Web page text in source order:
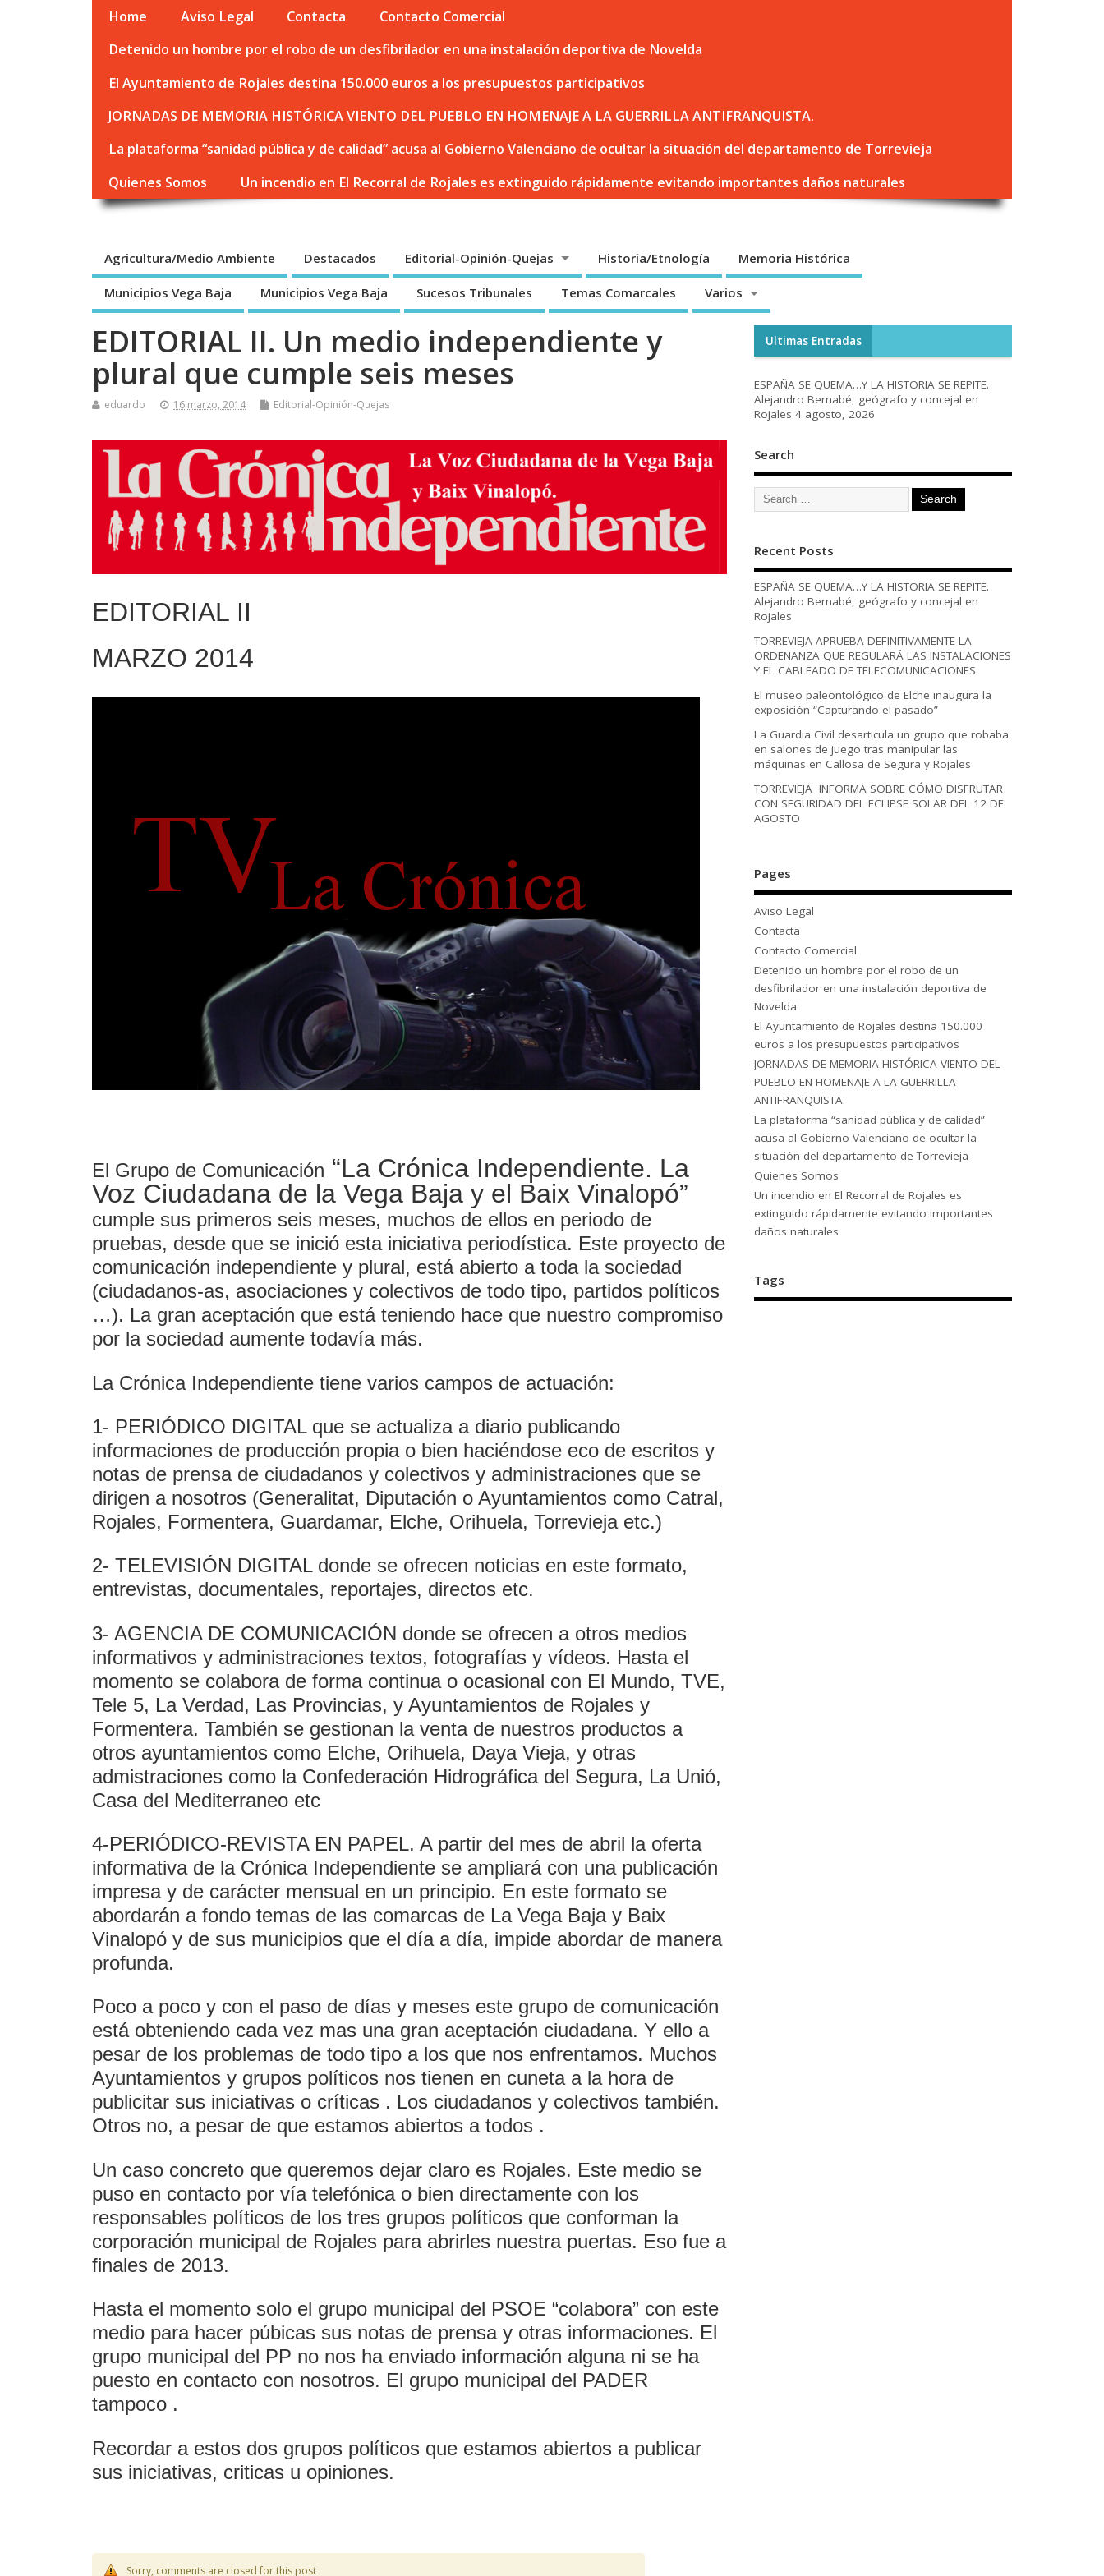
Home Aviso Legal Contacta
Contacto Comercial
Detenido un hombre por el robo de un desfibrilador en una instalación deportiva de Novelda
El Ayuntamiento de Rojales destina 150.000 euros a los presupuestos participativos
JORNADAS DE MEMORIA HISTÓRICA VIENTO DEL PUEBLO EN HOMENAJE A LA GUERRILLA ANTIFRANQUISTA.
La plataforma “sanidad pública y de calidad” acusa al Gobierno Valenciano de ocultar la situación del departamento de Torrevieja
Quienes Somos
Un incendio en El Recorral de Rojales es extinguido rápidamente evitando importantes daños naturales
Agricultura/Medio Ambiente Destacados Editorial-Opinión-Quejas Historia/Etnología Memoria Histórica
Municipios Vega Baja Municipios Vega Baja Sucesos Tribunales Temas Comarcales Varios
EDITORIAL II. Un medio independiente y
plural que cumple seis meses
eduardo 16 marzo, 2014 Editorial-Opinión-Quejas
EDITORIAL II
MARZO 2014
El Grupo de Comunicación “La Crónica Independiente. La
Voz Ciudadana de la Vega Baja y el Baix Vinalopó”
cumple sus primeros seis meses, muchos de ellos en periodo de
pruebas, desde que se inició esta iniciativa periodística. Este proyecto de
comunicación independiente y plural, está abierto a toda la sociedad
(ciudadanos-as, asociaciones y colectivos de todo tipo, partidos políticos
…). La gran aceptación que está teniendo hace que nuestro compromiso
por la sociedad aumente todavía más.
La Crónica Independiente tiene varios campos de actuación:
1- PERIÓDICO DIGITAL que se actualiza a diario publicando
informaciones de producción propia o bien haciéndose eco de escritos y
notas de prensa de ciudadanos y colectivos y administraciones que se
dirigen a nosotros (Generalitat, Diputación o Ayuntamientos como Catral,
Rojales, Formentera, Guardamar, Elche, Orihuela, Torrevieja etc.)
2- TELEVISIÓN DIGITAL donde se ofrecen noticias en este formato,
entrevistas, documentales, reportajes, directos etc.
3- AGENCIA DE COMUNICACIÓN donde se ofrecen a otros medios
informativos y administraciones textos, fotografías y vídeos. Hasta el
momento se colabora de forma continua o ocasional con El Mundo, TVE,
Tele 5, La Verdad, Las Provincias, y Ayuntamientos de Rojales y
Formentera. También se gestionan la venta de nuestros productos a
otros ayuntamientos como Elche, Orihuela, Daya Vieja, y otras
admistraciones como la Confederación Hidrográfica del Segura, La Unió,
Casa del Mediterraneo etc
4-PERIÓDICO-REVISTA EN PAPEL. A partir del mes de abril la oferta
informativa de la Crónica Independiente se ampliará con una publicación
impresa y de carácter mensual en un principio. En este formato se
abordarán a fondo temas de las comarcas de La Vega Baja y Baix
Vinalopó y de sus municipios que el día a día, impide abordar de manera
profunda.
Poco a poco y con el paso de días y meses este grupo de comunicación
está obteniendo cada vez mas una gran aceptación ciudadana. Y ello a
pesar de los problemas de todo tipo a los que nos enfrentamos. Muchos
Ayuntamientos y grupos políticos nos tienen en cuneta a la hora de
publicitar sus iniciativas o críticas . Los ciudadanos y colectivos también.
Otros no, a pesar de que estamos abiertos a todos .
Un caso concreto que queremos dejar claro es Rojales. Este medio se
puso en contacto por vía telefónica o bien directamente con los
responsables políticos de los tres grupos políticos que conforman la
corporación municipal de Rojales para abrirles nuestra puertas. Eso fue a
finales de 2013.
Hasta el momento solo el grupo municipal del PSOE “colabora” con este
medio para hacer púbicas sus notas de prensa y otras informaciones. El
grupo municipal del PP no nos ha enviado información alguna ni se ha
puesto en contacto con nosotros. El grupo municipal del PADER
tampoco .
Recordar a estos dos grupos políticos que estamos abiertos a publicar
sus iniciativas, criticas u opiniones.
Sorry, comments are closed for this post
Ultimas Entradas
ESPAÑA SE QUEMA…Y LA HISTORIA SE REPITE.
Alejandro Bernabé, geógrafo y concejal en
Rojales 4 agosto, 2026
Search
Recent Posts
ESPAÑA SE QUEMA…Y LA HISTORIA SE REPITE.
Alejandro Bernabé, geógrafo y concejal en
Rojales
TORREVIEJA APRUEBA DEFINITIVAMENTE LA
ORDENANZA QUE REGULARÁ LAS INSTALACIONES
Y EL CABLEADO DE TELECOMUNICACIONES
El museo paleontológico de Elche inaugura la
exposición “Capturando el pasado”
La Guardia Civil desarticula un grupo que robaba
en salones de juego tras manipular las
máquinas en Callosa de Segura y Rojales
TORREVIEJA INFORMA SOBRE CÓMO DISFRUTAR
CON SEGURIDAD DEL ECLIPSE SOLAR DEL 12 DE
AGOSTO
Pages
Aviso Legal
Contacta
Contacto Comercial
Detenido un hombre por el robo de un
desfibrilador en una instalación deportiva de
Novelda
El Ayuntamiento de Rojales destina 150.000
euros a los presupuestos participativos
JORNADAS DE MEMORIA HISTÓRICA VIENTO DEL
PUEBLO EN HOMENAJE A LA GUERRILLA
ANTIFRANQUISTA.
La plataforma “sanidad pública y de calidad”
acusa al Gobierno Valenciano de ocultar la
situación del departamento de Torrevieja
Quienes Somos
Un incendio en El Recorral de Rojales es
extinguido rápidamente evitando importantes
daños naturales
Tags